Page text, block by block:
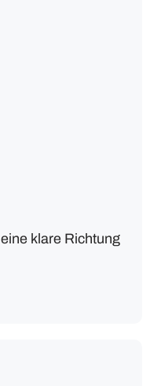
klare Richtung